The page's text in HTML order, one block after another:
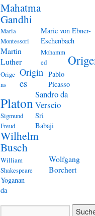
Mahatma
Gandhi
Maria
Montessori
Marie von Ebner-
Eschenbach
Martin
Luther
Mohamm
ed
Orige
ns
Origin
es
Pablo
Picasso
Platon
Sandro da
Verscio
Sigmund
Freud
Sri
Babaji
Wilhelm
Busch
William
Shakespeare
Wolfgang
Borchert
Yoganan
da